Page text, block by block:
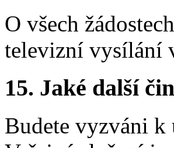
O všech
televizní vysílání
15. Jaké další
Budete vyzváni k